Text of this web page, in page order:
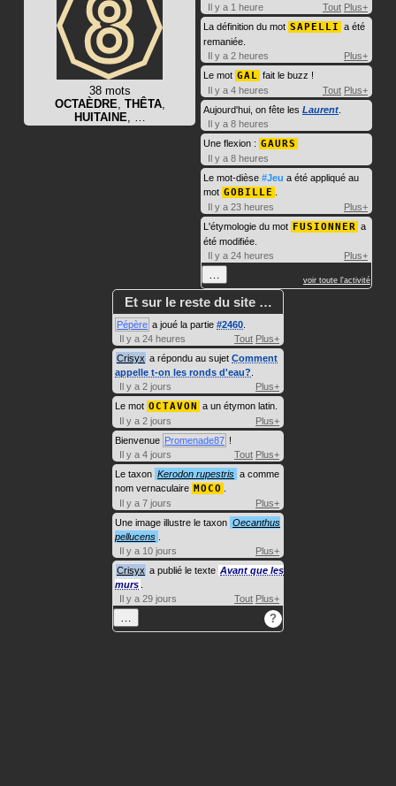
38 mots
OCTAÈDRE THÊTA,
HUITAINE
Il y a 1 heure
Tout Plus+
La définition du mot SAPELLI a été
remaniée.
Il y a 2 heures
Plus+
Le mot GAL fait le buzz !
Il y a 4 heures
Tout Plus+
Aujourd'hui, on fête les Laurent
Il y a 8 heures
Une flexion : GAURS
Il y a 8 heures
Le mot-dièse #Jeu a été appliqué au
mot GOBILLE
Il y a 23 heures
Plus+
L'étymologie du mot FUSIONNER a
été modifiée.
Il y a 24 heures
Plus+
voir toute l'activité
Et sur le reste du site …
Pépère a joué la partie #2460
Il y a 24 heures
Tout Plus+
Crisyx a répondu au sujet Comment
appelle t-on les ronds d'eau?
Il y a 2 jours
Plus+
Le mot OCTAVON a un étymon latin.
Il y a 2 jours
Plus+
Bienvenue Promenade87 !
Il y a 4 jours
Tout Plus+
Le taxon Kerodon rupestris a comme
nom vernaculaire MOCO
Il y a 7 jours
Plus+
Une image illustre le taxon Oecanthus
pellucens
Il y a 10 jours
Plus+
Crisyx a publié le texte Avant que les
murs
Il y a 29 jours
Tout Plus+
?